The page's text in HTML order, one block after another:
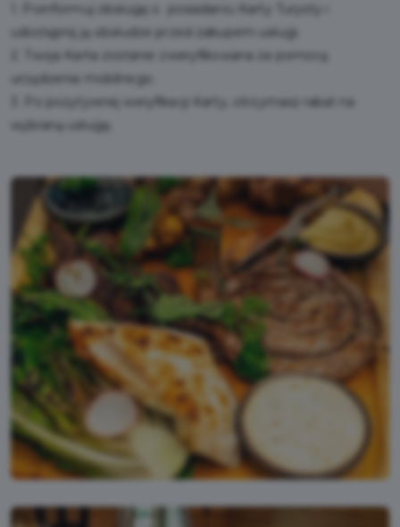
1. Poinformuj obsługę o posiadaniu Karty Turysty i
udostępnij ją obsłudze przed zakupem usługi.
2. Twoja Karta zostanie zweryfikowana za pomocą
urządzenia mobilnego.
3. Po pozytywnej weryfikacji Karty, otrzymasz rabat na
wybraną usługę.